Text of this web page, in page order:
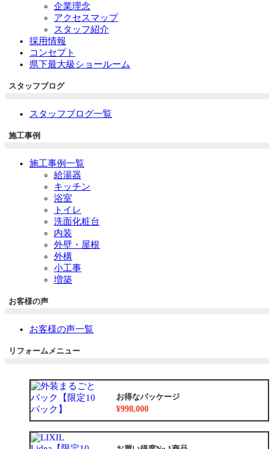
企業理念
アクセスマップ
スタッフ紹介
採用情報
コンセプト
県下最大級ショールーム
スタッフブログ
スタッフブログ一覧
施工事例
施工事例一覧
給湯器
キッチン
浴室
トイレ
洗面化粧台
内装
外壁・屋根
外構
小工事
増築
お客様の声
お客様の声一覧
リフォームメニュー
お得なパッケージ
¥998,000